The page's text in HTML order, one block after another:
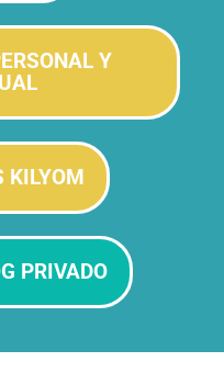
Y
KILYOM
PRIVADO